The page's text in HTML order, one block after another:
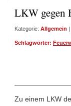
LKW gegen
Kategorie: Allgemein
Schlagwörter:
Zu einem LKW